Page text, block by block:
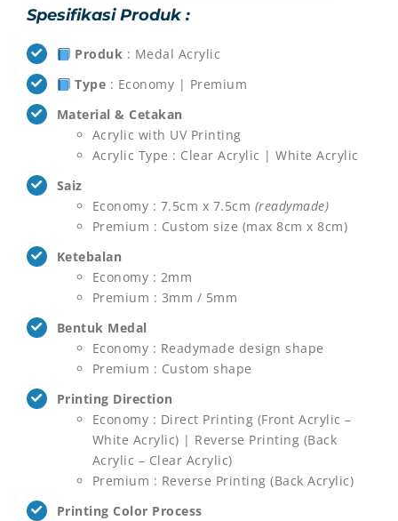
Spesifikasi Produk :
Produk : Medal Acrylic
Type : Economy | Premium
Material & Cetakan
Acrylic with UV Printing
Acrylic Type : Clear Acrylic | White Acrylic
Saiz
Economy : 7.5cm x 7.5cm (readymade)
Premium : Custom size (max 8cm x 8cm)
Ketebalan
Economy : 2mm
Premium : 3mm / 5mm
Bentuk Medal
Economy : Readymade design shape
Premium : Custom shape
Printing Direction
Economy : Direct Printing (Front Acrylic –
White Acrylic) | Reverse Printing (Back
Acrylic – Clear Acrylic)
Premium : Reverse Printing (Back Acrylic)
Printing Color Process